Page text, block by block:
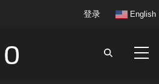
User
登录 English